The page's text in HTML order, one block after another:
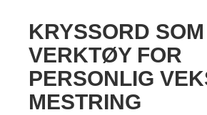
KRYSSORD SOM
VERKTØY FOR
PERSONLIG
MESTRING